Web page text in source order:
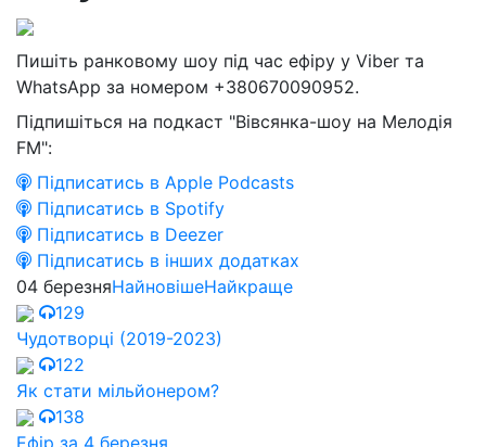
Пишіть ранковому шоу під час ефіру у Viber та
WhatsApp за номером +380670090952.
Підпишіться на подкаст "Вівсянка-шоу на Мелодія
FM":
Підписатись в Apple Podcasts
Підписатись в Spotify
Підписатись в Deezer
Підписатись в інших додатках
04 березняНайновішеНайкраще
129
Чудотворці (2019-2023)
122
Як стати мільйонером?
138
Ефір за 4 березня